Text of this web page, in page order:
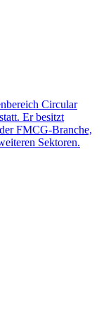
Circular
Er besitzt
FMCG-Branche,
Sektoren.